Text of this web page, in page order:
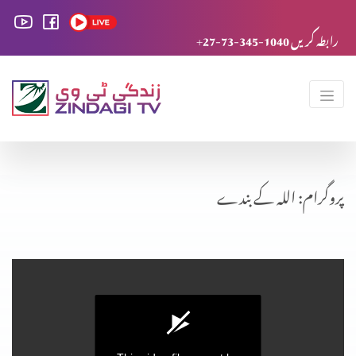
+27-73-345-1040 رابطہ کریں
پروگرام: اللہ کے بندے